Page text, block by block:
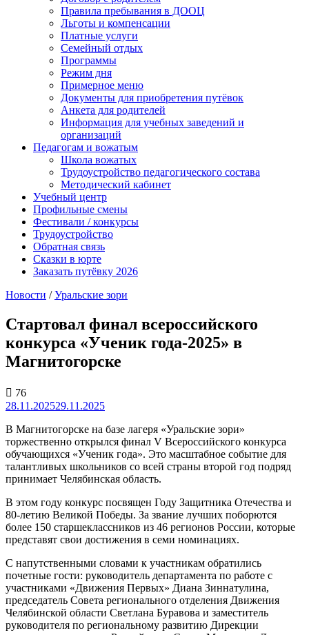
Правила пребывания в ДООЦ
Льготы и компенсации
Платные услуги
Семейный отдых
Программы
Режим дня
Примерное меню
Документы для приобретения путёвок
Анкета для родителей
Информация для учебных заведений и
организаций
Педагогам и вожатым
Школа вожатых
Трудоустройство педагогического состава
Методический кабинет
Учебный центр
Профильные смены
Фестивали / конкурсы
Трудоустройство
Обратная связь
Сказки в юрте
Заказать путёвку 2026
Новости /Уральские зори
Стартовал финал всероссийского
конкурса «Ученик года-2025» в
Магнитогорске
76
28.11.202529.11.2025
В Магнитогорске на базе лагеря «Уральские зори»
торжественно открылся финал V Всероссийского конкурса
обучающихся «Ученик года». Это масштабное событие для
талантливых школьников со всей страны второй год подряд
принимает Челябинская область.
В этом году конкурс посвящен Году Защитника Отечества и
80-летию Великой Победы. За звание лучших поборются
более 150 старшеклассников из 46 регионов России, которые
представят свои достижения в семи номинациях.
С напутственными словами к участникам обратились
почетные гости: руководитель департамента по работе с
участниками «Движения Первых» Диана Зиннатулина,
председатель Совета регионального отделения Движения
Челябинской области Светлана Буравова и заместитель
руководителя по региональному развитию Дирекции